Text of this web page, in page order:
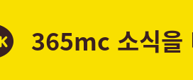
365mc 소식을